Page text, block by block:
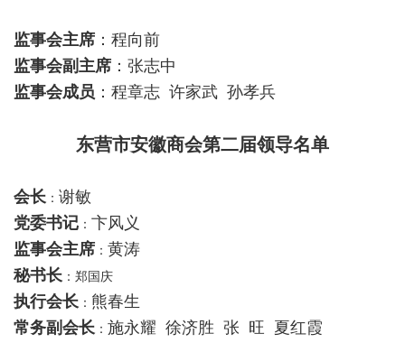
监事会主席 ：程向前
监事会副主席 ：张志中
监事会成员 ：程章志 许家武 孙孝兵
东营市安徽商会第二届领导名单
会长 ： 谢敏
党委书记 ： 卞风义
监事会主席 ： 黄涛
秘书长 ：郑国庆
执行会长 ： 熊春生
常务副会长 ： 施永耀 徐济胜 张 旺 夏红霞